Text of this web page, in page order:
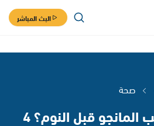
البث المباشر
صحة
لماذا يجب أن تتجنب المانجو قبل النوم؟ 4